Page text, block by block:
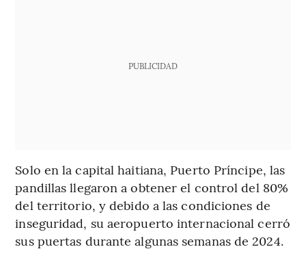
PUBLICIDAD
Solo en la capital haitiana, Puerto Príncipe, las
pandillas llegaron a obtener el control del 80%
del territorio, y debido a las condiciones de
inseguridad, su aeropuerto internacional cerró
sus puertas durante algunas semanas de 2024.